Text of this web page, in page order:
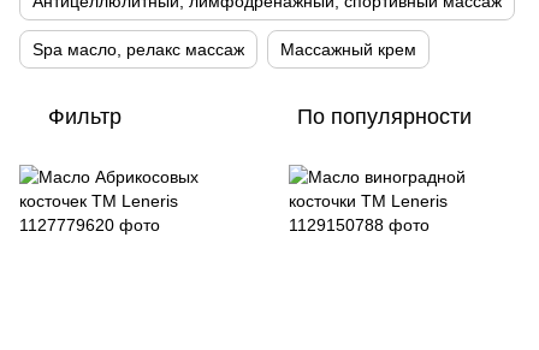
Spa масло, релакс массаж Массажный крем
Фильтр По популярности